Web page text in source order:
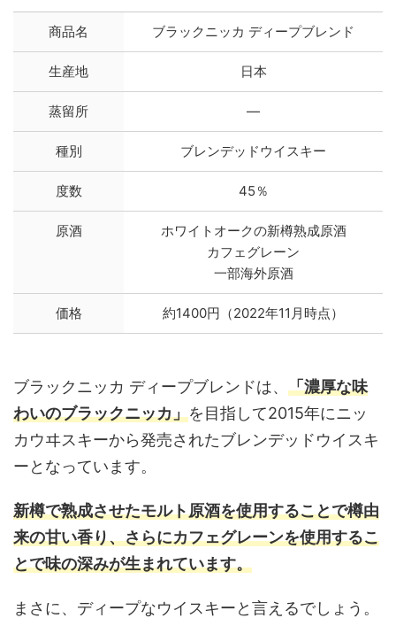
商品名 ブラックニッカ ディープブレンド
生産地 日本
蒸留所 ―
種別 ブレンデッドウイスキー
度数 45％
原酒
ホワイトオークの新樽熟成原酒
カフェグレーン
一部海外原酒
価格 約1400円（2022年11月時点）
ブラックニッカ ディープブレンドは、 「濃厚な味
わいのブラックニッカ」を目指して2015年にニッ
カウヰスキーから発売されたブレンデッドウイスキ
ーとなっています。
新樽で熟成させたモルト原酒を使用することで樽由
来の甘い香り、さらにカフェグレーンを使用するこ
とで味の深みが生まれています。
まさに、ディープなウイスキーと言えるでしょう。